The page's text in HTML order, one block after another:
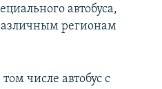
автобуса,
регионам
том числе автобус с